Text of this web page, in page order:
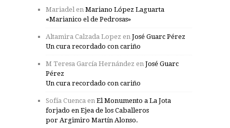
Mariadel en Mariano López Laguarta
«Marianico el de Pedrosas»
Altamira Calzada Lopez en José Guarc Pérez
Un cura recordado con cariño
M Teresa García Hernández en José Guarc
Pérez
Un cura recordado con cariño
Sofía Cuenca en El Monumento a La Jota
forjado en Ejea de los Caballeros
por Argimiro Martín Alonso.